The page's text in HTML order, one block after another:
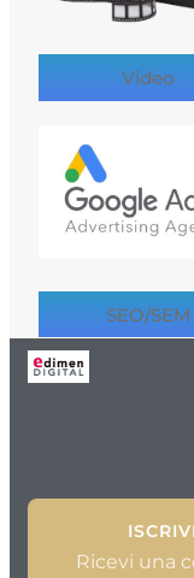
Video
SEO/SEM
Ricevi una